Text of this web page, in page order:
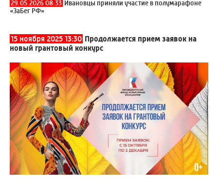
29.05.2026 08:33 Ивановцы приняли участие в полумарафоне
«ЗаБег РФ»
15 ноября 2025 13:30 Продолжается прием заявок на
новый грантовый конкурс